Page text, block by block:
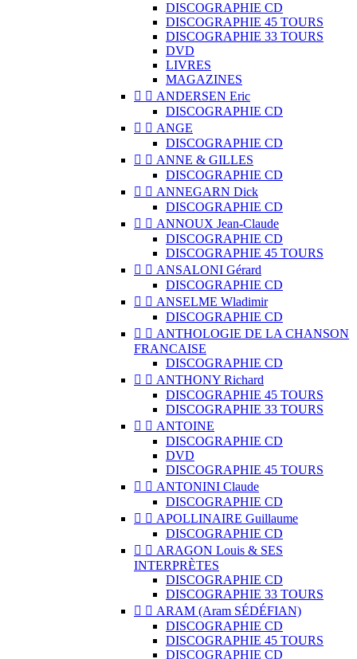
DISCOGRAPHIE CD
DISCOGRAPHIE 45 TOURS
DISCOGRAPHIE 33 TOURS
DVD
LIVRES
MAGAZINES
  ANDERSEN Eric
DISCOGRAPHIE CD
  ANGE
DISCOGRAPHIE CD
  ANNE & GILLES
DISCOGRAPHIE CD
  ANNEGARN Dick
DISCOGRAPHIE CD
  ANNOUX Jean-Claude
DISCOGRAPHIE CD
DISCOGRAPHIE 45 TOURS
  ANSALONI Gérard
DISCOGRAPHIE CD
  ANSELME Wladimir
DISCOGRAPHIE CD
  ANTHOLOGIE DE LA CHANSON
FRANCAISE
DISCOGRAPHIE CD
  ANTHONY Richard
DISCOGRAPHIE 45 TOURS
DISCOGRAPHIE 33 TOURS
  ANTOINE
DISCOGRAPHIE CD
DVD
DISCOGRAPHIE 45 TOURS
  ANTONINI Claude
DISCOGRAPHIE CD
  APOLLINAIRE Guillaume
DISCOGRAPHIE CD
  ARAGON Louis & SES
INTERPRÈTES
DISCOGRAPHIE CD
DISCOGRAPHIE 33 TOURS
  ARAM (Aram SÉDÉFIAN)
DISCOGRAPHIE CD
DISCOGRAPHIE 45 TOURS
DISCOGRAPHIE CD